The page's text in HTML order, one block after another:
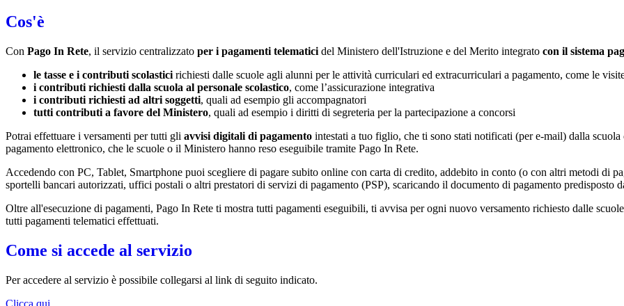
Cos'è
Con Pago In Rete, il servizio centralizzato per i pagamenti telematici del Ministero dell'Istruzione e del Merito integrato con il sistema
le tasse e i contributi scolastici richiesti dalle scuole agli alunni per le attività curriculari ed extracurriculari a pagamento, come le
i contributi richiesti dalla scuola al personale scolastico, come l’assicurazione integrativa
i contributi richiesti ad altri soggetti, quali ad esempio gli accompagnatori
tutti contributi a favore del Ministero, quali ad esempio i diritti di segreteria per la partecipazione a concorsi
Potrai effettuare i versamenti per tutti gli avvisi digitali di pagamento intestati a tuo figlio, che ti sono stati notificati (per e-mail) dalla
pagamento elettronico, che le scuole o il Ministero hanno reso eseguibile tramite Pago In Rete.
Accedendo con PC, Tablet, Smartphone puoi scegliere di pagare subito online con carta di credito, addebito in conto (o con altri metodi di
sportelli bancari autorizzati, uffici postali o altri prestatori di servizi di pagamento (PSP), scaricando il documento di pagamento predisposto
Oltre all'esecuzione di pagamenti, Pago In Rete ti mostra tutti pagamenti eseguibili, ti avvisa per ogni nuovo versamento richiesto dalle
tutti pagamenti telematici effettuati.
Come si accede al servizio
Per accedere al servizio è possibile collegarsi al link di seguito indicato.
Clicca qui.